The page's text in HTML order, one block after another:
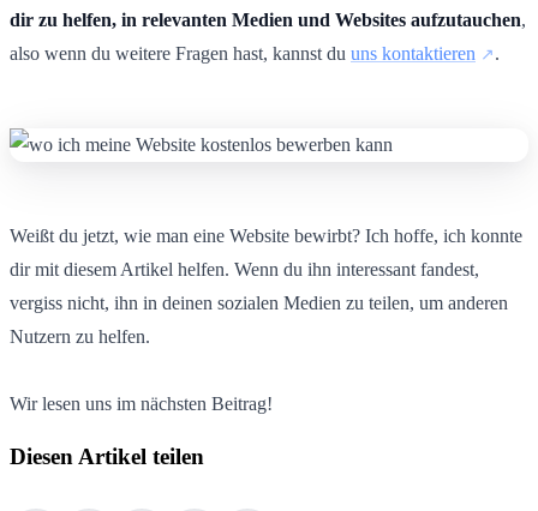
dir zu helfen, in relevanten Medien und Websites aufzutauchen,
also wenn du weitere Fragen hast, kannst du uns kontaktieren .
Weißt du jetzt, wie man eine Website bewirbt? Ich hoffe, ich konnte
dir mit diesem Artikel helfen. Wenn du ihn interessant fandest,
vergiss nicht, ihn in deinen sozialen Medien zu teilen, um anderen
Nutzern zu helfen.
Wir lesen uns im nächsten Beitrag!
Diesen Artikel teilen